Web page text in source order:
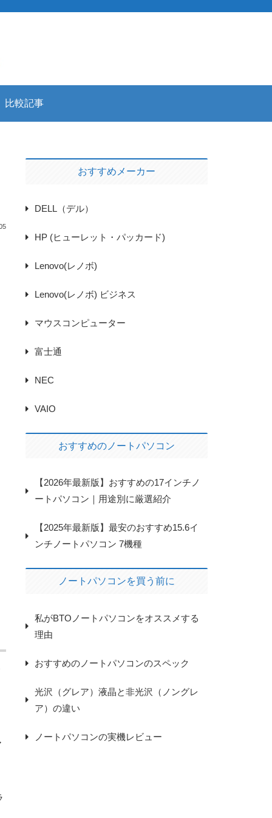
比較記事
おすすめメーカー
DELL（デル）
HP (ヒューレット・パッカード)
Lenovo(レノボ)
Lenovo(レノボ) ビジネス
マウスコンピューター
富士通
NEC
VAIO
おすすめのノートパソコン
【2026年最新版】おすすめの17インチノ
ートパソコン｜用途別に厳選紹介
【2025年最新版】最安のおすすめ15.6イ
ンチノートパソコン 7機種
ノートパソコンを買う前に
私がBTOノートパソコンをオススメする
理由
おすすめのノートパソコンのスペック
光沢（グレア）液晶と非光沢（ノングレ
ア）の違い
ノートパソコンの実機レビュー